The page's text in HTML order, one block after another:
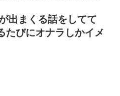
出まくる話をしてて
たびにオナラしかイメ